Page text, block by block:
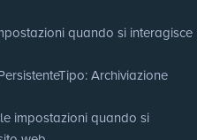
quando si interagisce
Tipo: Archiviazione
impostazioni quando si